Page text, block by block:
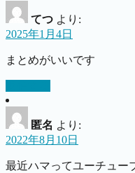
てつ より:
2025年1月4日
まとめがいいです
匿名 より:
2022年8月10日
最近ハマってユーチュー